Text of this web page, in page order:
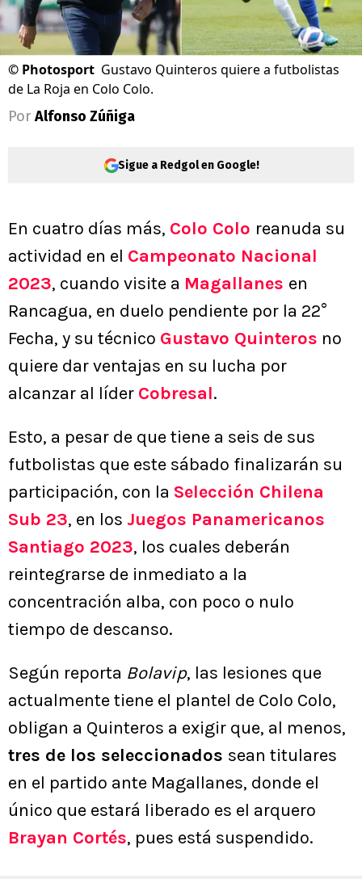
© Photosport Gustavo Quinteros quiere a futbolistas
de La Roja en Colo Colo.
Por Alfonso Zúñiga
Sigue a Redgol en Google!
En cuatro días más, Colo Colo reanuda su
actividad en el Campeonato Nacional
2023, cuando visite a Magallanes en
Rancagua, en duelo pendiente por la 22°
Fecha, y su técnico Gustavo Quinteros no
quiere dar ventajas en su lucha por
alcanzar al líder Cobresal.
Esto, a pesar de que tiene a seis de sus
futbolistas que este sábado finalizarán su
participación, con la Selección Chilena
Sub 23, en los Juegos Panamericanos
Santiago 2023, los cuales deberán
reintegrarse de inmediato a la
concentración alba, con poco o nulo
tiempo de descanso.
Según reporta Bolavip, las lesiones que
actualmente tiene el plantel de Colo Colo,
obligan a Quinteros a exigir que, al menos,
tres de los seleccionados sean titulares
en el partido ante Magallanes, donde el
único que estará liberado es el arquero
Brayan Cortés, pues está suspendido.